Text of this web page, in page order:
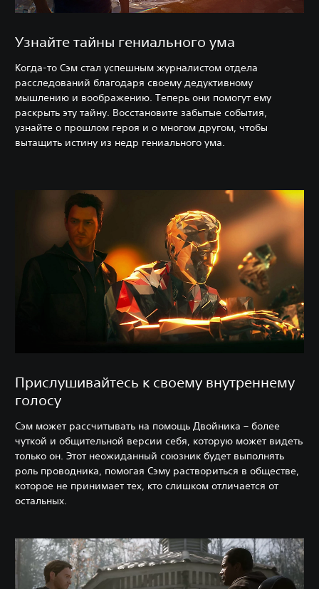
Узнайте тайны гениального ума
Когда-то Сэм стал успешным журналистом отдела
расследований благодаря своему дедуктивному
мышлению и воображению. Теперь они помогут ему
раскрыть эту тайну. Восстановите забытые события,
узнайте о прошлом героя и о многом другом, чтобы
вытащить истину из недр гениального ума.
Прислушивайтесь к своему внутреннему
голосу
Сэм может рассчитывать на помощь Двойника – более
чуткой и общительной версии себя, которую может видеть
только он. Этот неожиданный союзник будет выполнять
роль проводника, помогая Сэму раствориться в обществе,
которое не принимает тех, кто слишком отличается от
остальных.